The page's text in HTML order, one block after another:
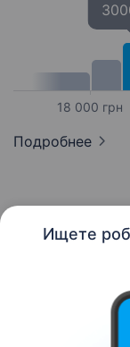
Ищете
18 000 грн
Подробнее